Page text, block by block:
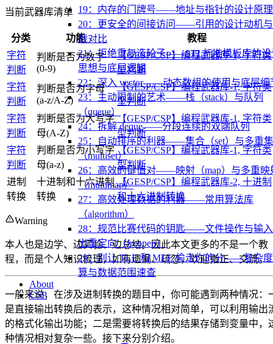
19：内存的门牌号——地址与指针的设计原理
20：更安全的间接访问——引用的设计动机
战对比
21：拒绝重复造轮子——STL标准模板库的设
思想与底层逻辑
22：深入 vector——动态数组的使用与底层细
23：主动限制的艺术——栈（stack）与队列
（queue）
24：拆解 deque——分段连续的双端队列
25：自动排序的利器——集合（set）与多重
（multiset）
26：高效的键值对——映射（map）与多重映
（multimap）
27：高效处理数据的利器——常用算法库
（algorithm）
28：规范比赛代码的钥匙——文件操作与输
出重定向（freopen）
29：别让 TLE 和 MLE 偷走你的分——复杂
算与数据范围速查
About
CSP
当前武器库清单
分类 功能
教程
字符
判断
判断是否为数字
(0-9)
【GESP/CSP】编程武器库-1, 字符类
型判断
字符
判断
判断是否为字母
(a-z/A-Z)
【GESP/CSP】编程武器库-1, 字符类
型判断
字符
判断
判断是否为大写字
母(A-Z)
【GESP/CSP】编程武器库-1, 字符类
型判断
字符
判断
判断是否为小写字
母(a-z)
【GESP/CSP】编程武器库-1, 字符类
型判断
进制
转换
十进制和十六进制
转换
【GESP/CSP】编程武器库-2, 十进制
和十六进制转换
Warning
本人也是边学、边实验、边总结。因此本文更多的不是一个教
程，而是个人知识梳理，如有遗漏、疏忽，欢迎指正、交流。
一般来说，在涉及进制转换的题目中，你可能遇到两种情况：
是直接输出转换后的表示，这种情况相对简单，可以利用输出
的格式化输出功能；二是需要将转换后的结果存储到变量中，
种情况相对复杂一些。接下来分别介绍。